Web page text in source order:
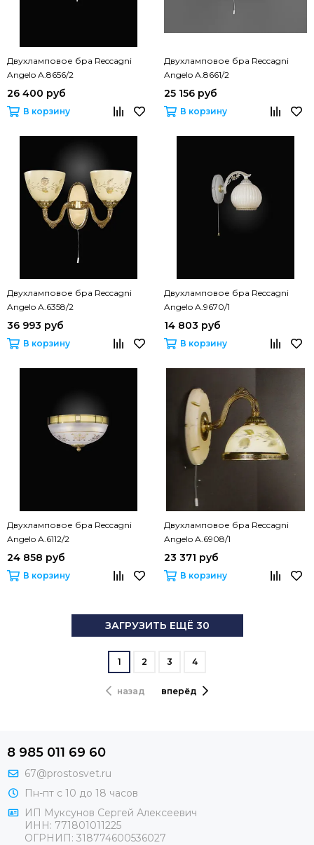
Двухламповое бра Reccagni
Angelo A.8656/2
26 400 руб
В корзину
Двухламповое бра Reccagni
Angelo A.8661/2
25 156 руб
В корзину
Двухламповое бра Reccagni
Angelo A.6358/2
36 993 руб
В корзину
Двухламповое бра Reccagni
Angelo A.9670/1
14 803 руб
В корзину
Двухламповое бра Reccagni
Angelo A.6112/2
24 858 руб
В корзину
Двухламповое бра Reccagni
Angelo A.6908/1
23 371 руб
В корзину
ЗАГРУЗИТЬ ЕЩЁ 30
назад
1 2 3 4
вперёд
8 985 011 69 60
67@prostosvet.ru
Пн-пт с 10 до 18 часов
ИП Муксунов Сергей Алексеевич
ИНН: 771801011225
ОГРНИП: 318774600536027